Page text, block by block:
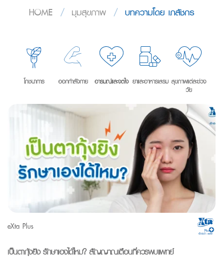
HOME / มุมสุขภาพ / บทความโดย เภสัชกร
โภชนาการ ออกกำลังกาย อารมณ์และจิตใจ ยาและอาหารเสริม สุขภาพแต่ละช่วง
วัย
eXta Plus
เป็นตากุ้งยิง รักษาเองได้ไหม? สัญญาณเตือนที่ควรพบแพทย์